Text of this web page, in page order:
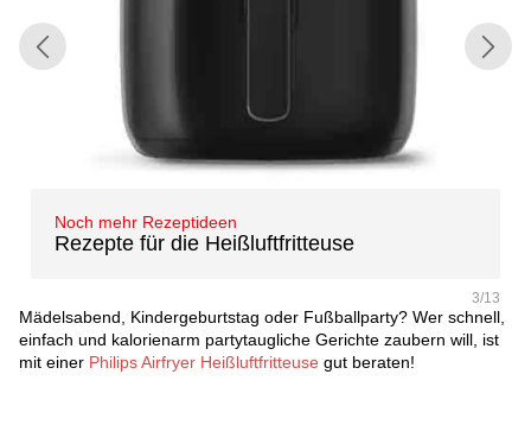
Noch mehr Rezeptideen
Rezepte für die Heißluftfritteuse
3/13
Mädelsabend, Kindergeburtstag oder Fußballparty? Wer schnell,
einfach und kalorienarm partytaugliche Gerichte zaubern will, ist
mit einer Philips Airfryer Heißluftfritteuse gut beraten!